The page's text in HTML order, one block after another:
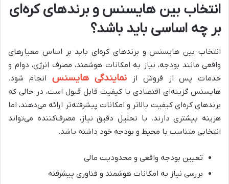
انتخاب بین هایسنس و برندهای کره‌ای
بر چه اساسی باید باشد؟
انتخاب بین هایسنس و برندهای کره‌ای باید بر اساس معیارهای
واقعی مانند بودجه، نیاز به امکانات هوشمند، مصرف انرژی، دوام و
خدمات پس از فروش از نمایندگی هایسنس انجام شود.
هایسنس گزینه‌ای اقتصادی با کیفیت قابل قبول است، در حالی که
برندهای کره‌ای کیفیت بالاتر و امکانات پیشرفته‌تر ارائه می‌دهند، اما
هزینه بیشتری دارند. با تحلیل دقیق نیاز، مصرف‌کننده می‌تواند
انتخابی متناسب با محیط و بودجه خود داشته باشد.
تعیین بودجه واقعی و محدودیت مالی
بررسی نیاز به امکانات هوشمند و فناوری پیشرفته